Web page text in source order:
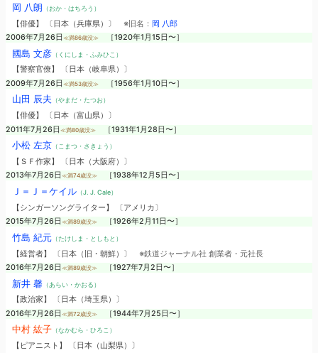
岡 八朗 （おか・はちろう）
【俳優】 〔日本（兵庫県）〕 ※旧名： 岡 八郎
2006年7月26日 ≪満86歳没≫ ［1920年1月15日〜］
國島 文彦（くにしま・ふみひこ）
【警察官僚】 〔日本（岐阜県）〕
2009年7月26日 ≪満53歳没≫ ［1956年1月10日〜］
山田 辰夫 （やまだ・たつお）
【俳優】 〔日本（富山県）〕
2011年7月26日 ≪満80歳没≫ ［1931年1月28日〜］
小松 左京 （こまつ・さきょう）
【ＳＦ作家】 〔日本（大阪府）〕
2013年7月26日 ≪満74歳没≫ ［1938年12月5日〜］
Ｊ＝Ｊ＝ケイル（J. J. Cale）
【シンガーソングライター】 〔アメリカ〕
2015年7月26日 ≪満89歳没≫ ［1926年2月11日〜］
竹島 紀元（たけしま・としもと）
【経営者】 〔日本（旧・朝鮮）〕 ※鉄道ジャーナル社 創業者・元社長
2016年7月26日 ≪満89歳没≫ ［1927年7月2日〜］
新井 馨（あらい・かおる）
【政治家】 〔日本（埼玉県）〕
2016年7月26日 ≪満72歳没≫ ［1944年7月25日〜］
中村 紘子（なかむら・ひろこ）
【ピアニスト】 〔日本（山梨県）〕